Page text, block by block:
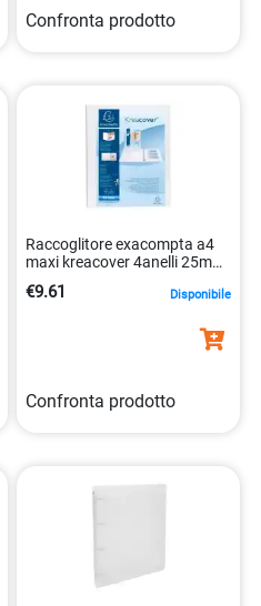
Confronta prodotto
Raccoglitore exacompta a4
maxi kreacover 4anelli 25mm
€9.61 Disponibile
Confronta prodotto